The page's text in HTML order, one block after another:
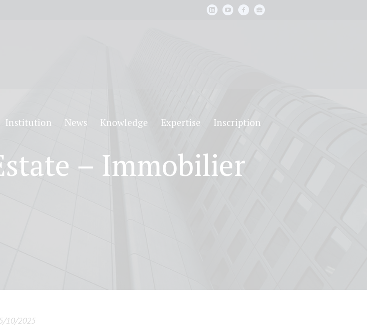
Institution News Knowledge Expertise Inscription
– Immobilier
10/2025